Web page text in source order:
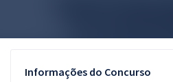
Informações do Concurso